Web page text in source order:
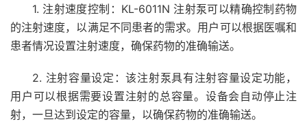
1. 注射速度控制：KL-6011N 注射泵可以精确控制药物
的注射速度，以满足不同患者的需求。用户可以根据医嘱和
患者情况设置注射速度，确保药物的准确输送。
2. 注射容量设定：该注射泵具有注射容量设定功能，
用户可以根据需要设置注射的总容量。设备会自动停止注
射，一旦达到设定的容量，以确保药物的准确输送。